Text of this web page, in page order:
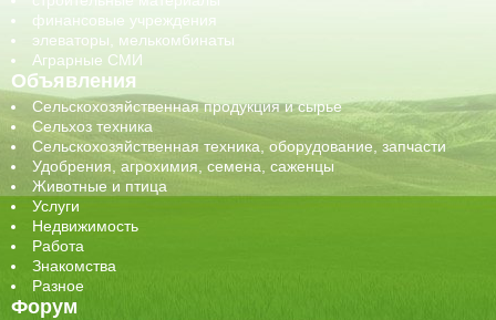
финансовые учреждения
элеваторы, мелькомбинаты
Аграрные СМИ
Объявления
Сельскохозяйственная продукция и сырье
Сельхоз техника
Сельскохозяйственная техника, оборудование, запчасти
Удобрения, агрохимия, семена, саженцы
Животные и птица
Услуги
Недвижимость
Работа
Знакомства
Разное
Форум